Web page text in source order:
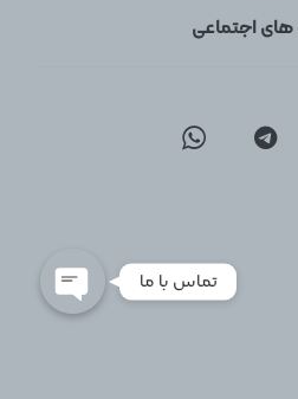
اجتماعی
تماس با ما